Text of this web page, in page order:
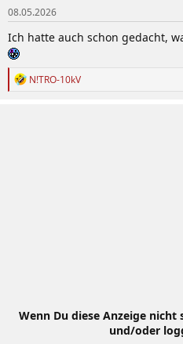
r
m
08.05.2026
Ich hatte auch schon gedacht,
R
N!TRO-10kV
Wenn Du diese Anzeige
und/oder